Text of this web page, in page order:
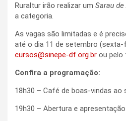
Ruraltur irão realizar um Sarau
a categoria.
As vagas são limitadas e é
até o dia 11 de setembro (sexta-
cursos@sinepe-df.org.br ou pelo
Confira a programação:
18h30 – Café de boas-vindas ao
19h30 – Abertura e